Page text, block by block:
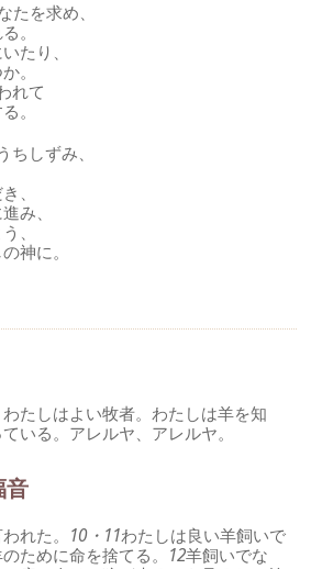
たを求め、
。
たり、
。
れて
。
しずみ、
、
み、
、
神に。
たしはよい牧者。わたしは羊を知
いる。アレルヤ、アレルヤ。
音
れた。 10・11わたしは良い羊飼いで
ために命を捨てる。 12羊飼いでな